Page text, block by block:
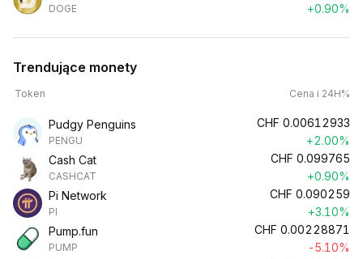
DOGE
+0.90%
Trendujące monety
Token Cena i 24H%
Pudgy Penguins
PENGU
CHF 0.00612933
+2.00%
Cash Cat
CASHCAT
CHF 0.099765
+0.90%
Pi Network
PI
CHF 0.090259
+3.10%
Pump.fun
PUMP
CHF 0.00228871
-5.10%